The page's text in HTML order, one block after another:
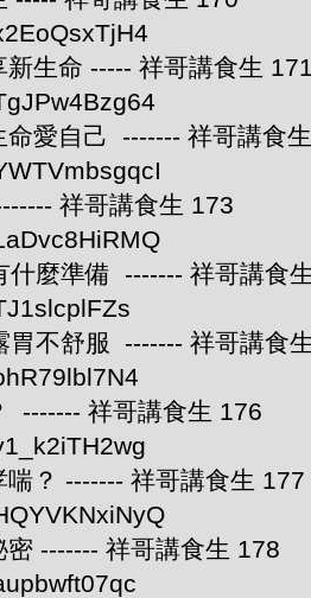
生命 ----- 祥哥講食生
命愛自己 ------- 祥哥講食
祥哥講食生 173
什麼準備 ------- 祥哥講食
胃不舒服 ------- 祥哥講食
------- 祥哥講食生 176
？ ------- 祥哥講食生 177
密 ------- 祥哥講食生 178